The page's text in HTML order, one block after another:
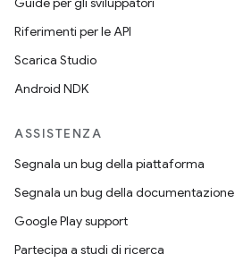
Riferimenti per le API
Scarica Studio
Android NDK
ASSISTENZA
Segnala un bug della piattaforma
Segnala un bug della documentazione
Google Play support
Partecipa a studi di ricerca